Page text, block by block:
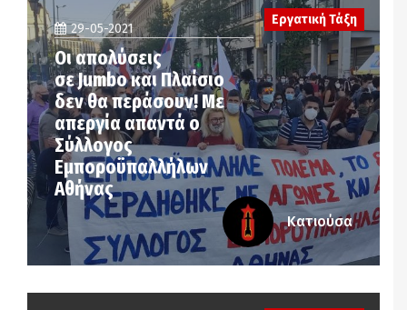
29-05-2021
Οι απολύσεις
σε Jumbo και Πλαίσιο
δεν θα περάσουν! Με
απεργία απαντά ο
Σύλλογος
Εμποροϋπαλλήλων
Αθήνας
Εργατική Τάξη
Κατιούσα